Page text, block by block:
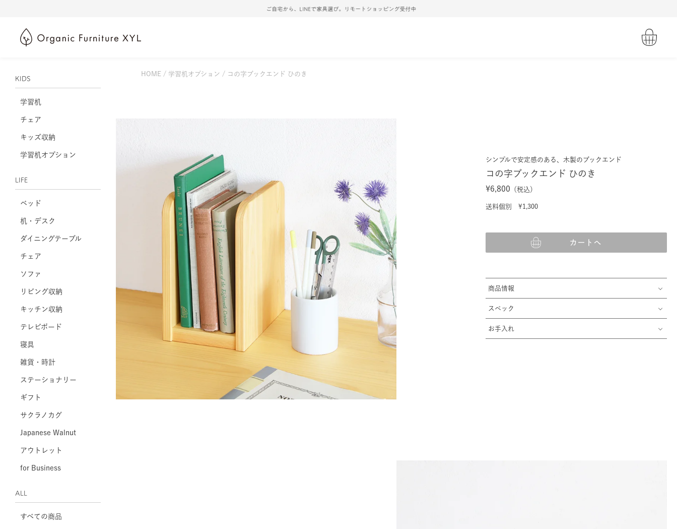
ご自宅から、LINEで家具選び。リモートショッピング受付中
KIDS
学習机
チェア
キッズ収納
学習机オプション
LIFE
ベッド
机・デスク
ダイニングテーブル
チェア
ソファ
リビング収納
キッチン収納
テレビボード
寝具
雑貨・時計
ステーショナリー
ギフト
サクラノカグ
Japanese Walnut
アウトレット
for Business
ALL
すべての商品
HOME 学習机オプション コの字ブックエンド ひのき
シンプルで安定感のある、木製のブックエンド
コの字ブックエンド ひのき
¥6,800 （税込）
送料個別 ¥1,300
カートへ
商品情報
スペック
お手入れ